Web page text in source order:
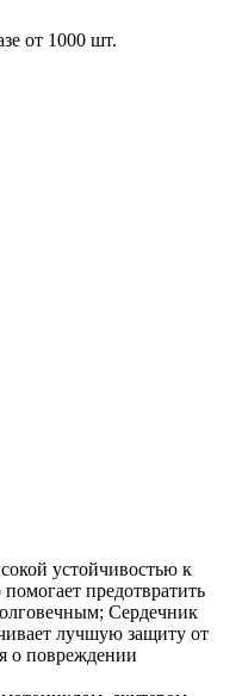
от 1000 шт.
устойчивостью к
предотвратить
Сердечник
лучшую защиту от
о повреждении